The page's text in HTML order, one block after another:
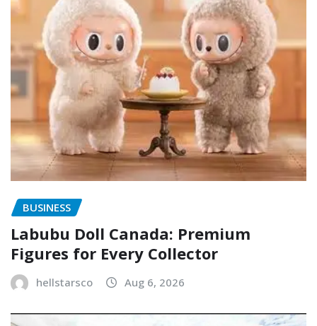
BUSINESS
Labubu Doll Canada: Premium
Figures for Every Collector
hellstarsco Aug 6, 2026